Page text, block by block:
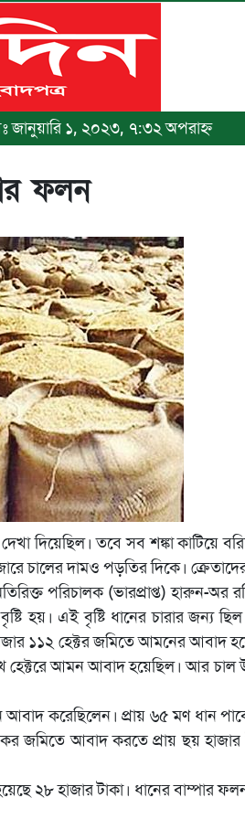
জানুয়ারি ১, ২০২৩, ৭:৩২ অপরাহ্ণ
ফলন
দিয়েছিল। তবে সব শঙ্কা কাটিয়ে
দামও পড়তির দিকে। ক্রেতাদের
পরিচালক (ভারপ্রাপ্ত) হারুন-
হয়। এই বৃষ্টি ধানের চারার জন্য
১১২ হেক্টর জমিতে আমনের আবাদ
আমন আবাদ হয়েছিল। আর চাল
করেছিলেন। প্রায় ৬৫ মণ ধান
জমিতে আবাদ করতে প্রায় ছয়
২৮ হাজার টাকা। ধানের বাম্পার